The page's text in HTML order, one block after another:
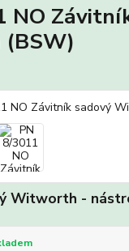
NO
Witworth -